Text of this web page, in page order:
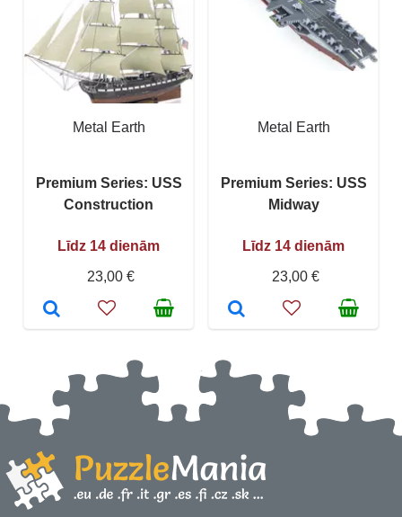
Metal Earth
Premium Series: USS
Construction
Līdz 14 dienām
23,00 €
Metal Earth
Premium Series: USS
Midway
Līdz 14 dienām
23,00 €